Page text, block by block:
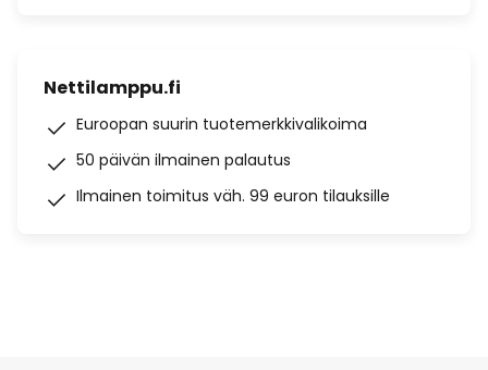
Nettilamppu.fi
Euroopan suurin tuotemerkkivalikoima
50 päivän ilmainen palautus
Ilmainen toimitus väh. 99 euron tilauksille